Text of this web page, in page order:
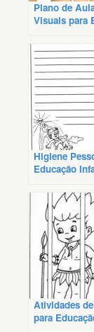
Plano de
Visuais para
Higiene
Educação
Atividades
para